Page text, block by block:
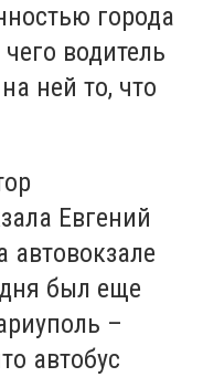
города
водитель
ней то, что
Евгений
автовокзале
был еще
–
автобус